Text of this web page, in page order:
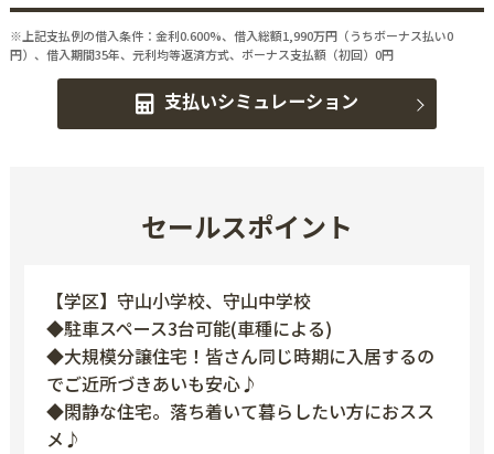
※上記支払例の借入条件：金利0.600%、借入総額1,990万円（うちボーナス払い0
円）、借入期間35年、元利均等返済方式、ボーナス支払額（初回）0円
支払いシミュレーション
セールスポイント
【学区】守山小学校、守山中学校
◆駐車スペース3台可能(車種による)
◆大規模分譲住宅！皆さん同じ時期に入居するの
でご近所づきあいも安心♪
◆閑静な住宅。落ち着いて暮らしたい方におスス
メ♪